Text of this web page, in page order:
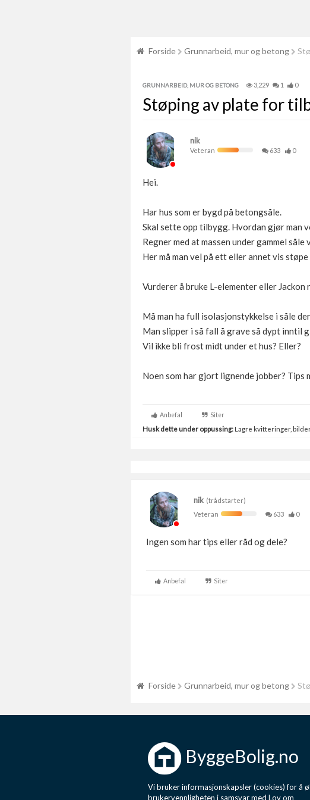
Forside Grunnarbeid, mur og betong
GRUNNARBEID, MUR OG BETONG 3,229 1 0
Støping av plate for
nik
Veteran 633 0
Hei.
Har hus som er bygd på betongsåle.
Skal sette opp tilbygg. Hvordan gjør man
Regner med at massen under gammel
Her må man vel på ett eller annet vis
Vurderer å bruke L-elementer eller
Må man ha full isolasjonstykkelse i såle
Man slipper i så fall å grave så dypt inntil
Vil ikke bli frost midt under et hus? Eller?
Noen som har gjort lignende jobber? Tips
Anbefal Siter
Husk dette under oppussing:Lagre kvitteringer,
nik (trådstarter)
Veteran
633 0
Ingen som har tips eller råd og dele?
Anbefal Siter
Forside Grunnarbeid, mur og betong
ByggeBolig.no
Vi bruker informasjonskapsler (cookies) for å
brukervennligheten i samsvar med Lov om